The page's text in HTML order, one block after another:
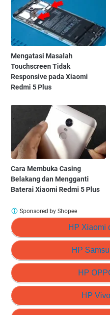
Mengatasi Masalah
Touchscreen Tidak
Responsive pada Xiaomi
Redmi 5 Plus
Cara Membuka Casing
Belakang dan Mengganti
Baterai Xiaomi Redmi 5 Plus
HP Xiaomi
HP
HP
HP
Sponsored by Shopee